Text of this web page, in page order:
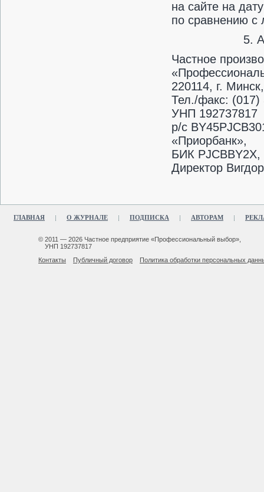
на сайте на
по сравнению с
5.
Частное
220114, г.
Тел./факс: (017)
УНП 192737817
р/с
«Приорбанк»,
БИК
Директор
ГЛАВНАЯ О ЖУРНАЛЕ ПОДПИСКА АВТОРАМ
© 2011 — 2026 Частное предприятие «Профессиональный выбор»,
УНП 192737817
Контакты
Публичный договор Политика обработки персональных